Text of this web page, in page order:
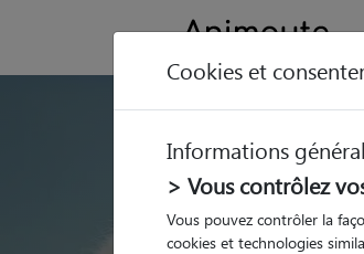
Trouvez
Colomiers
Cookies et
Informations
> Vous contrôlez
Vous pouvez contrôler la
cookies et technologies